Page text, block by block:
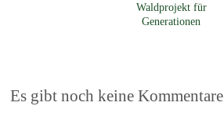
Waldprojekt für
Generationen
Es gibt noch keine Kommentare